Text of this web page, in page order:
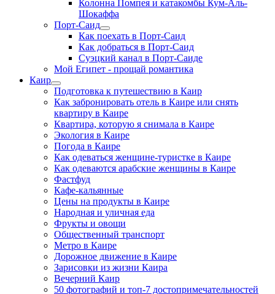
Колонна Помпея и катакомбы Кум-Аль-
Шокаффа
Порт-Саид
Как поехать в Порт-Саид
Как добраться в Порт-Саид
Суэцкий канал в Порт-Саиде
Мой Египет - прощай романтика
Каир
Подготовка к путешествию в Каир
Как забронировать отель в Каире или снять
квартиру в Каире
Квартира, которую я снимала в Каире
Экология в Каире
Погода в Каире
Как одеваться женщине-туристке в Каире
Как одеваются арабские женщины в Каире
Фастфуд
Кафе-кальянные
Цены на продукты в Каире
Народная и уличная еда
Фрукты и овощи
Общественный транспорт
Метро в Каире
Дорожное движение в Каире
Зарисовки из жизни Каира
Вечерний Каир
50 фотографий и топ-7 достопримечательностей